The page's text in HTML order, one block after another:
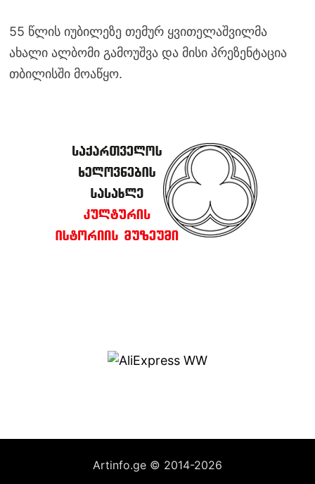
55 წლის იუბილეზე თემურ ყვითელაშვილმა
ახალი ალბომი გამოუშვა და მისი პრეზენტაცია
თბილისში მოაწყო.
Artinfo.ge © 2014-2026